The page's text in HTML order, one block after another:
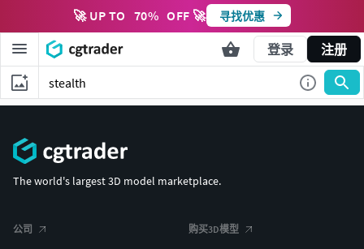
🚀 UP TO 70% OFF 🚀 寻找优惠
登录 注册
The world's largest 3D model marketplace.
公司 购买3D模型